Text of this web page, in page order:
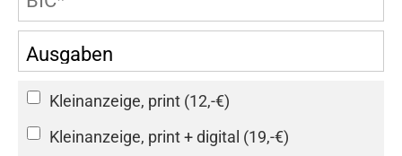
Kleinanzeige, print (12,-€)
Kleinanzeige, print + digital (19,-€)